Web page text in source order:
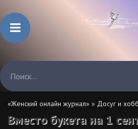
«Женский онлайн журнал» » Досуг и
Вместо букета на 1